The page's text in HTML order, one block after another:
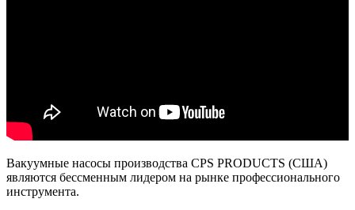
Вакуумные насосы производства CPS PRODUCTS (США)
являются бессменным лидером на рынке профессионального
инструмента.